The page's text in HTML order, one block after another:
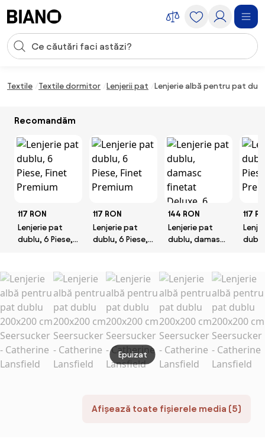
Introducerea căutării
Textile Textile dormitor Lenjerii pat Lenjerie albă pentru pat
Recomandăm
117 RON
Lenjerie pat
dublu, 6 Piese,
117 RON
Lenjerie pat
dublu, 6 Piese,
144 RON
Lenjerie pat
dublu, damasc
cearceaf pat
cu elastic -
Negru
117
Afișează toate fișierele media (5)
Epuizat